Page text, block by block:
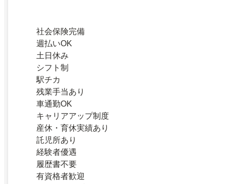
社会保険完備
週払いOK
土日休み
シフト制
駅チカ
残業手当あり
車通勤OK
キャリアアップ制度
産休・育休実績あり
託児所あり
経験者優遇
履歴書不要
有資格者歓迎